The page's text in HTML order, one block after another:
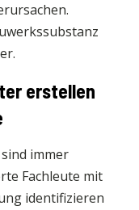
erstellen
immer
Fachleute mit
identifizieren